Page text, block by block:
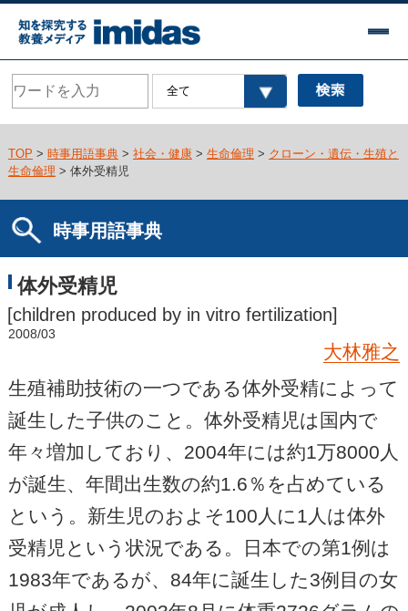
TOP > 時事用語事典> 社会・健康> 生命倫理 > クローン・遺伝・生殖と
生命倫理 > 体外受精児
時事用語事典
体外受精児
[children produced by in vitro fertilization]
2008/03
大林雅之
生殖補助技術の一つである体外受精によって
誕生した子供のこと。体外受精児は国内で
年々増加しており、2004年には約1万8000人
が誕生、年間出生数の約1.6％を占めている
という。新生児のおよそ100人に1人は体外
受精児という状況である。日本での第1例は
1983年であるが、84年に誕生した3例目の女